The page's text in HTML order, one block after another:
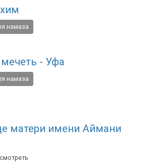
намаза
- Уфа
намаза
матери имени Аймани